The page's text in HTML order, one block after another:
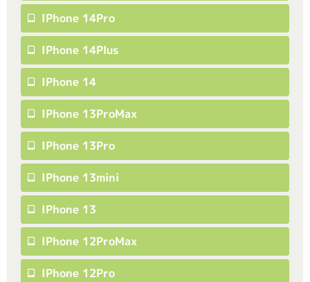
IPhone 14Pro
IPhone 14Plus
IPhone 14
IPhone 13ProMax
IPhone 13Pro
IPhone 13mini
IPhone 13
IPhone 12ProMax
IPhone 12Pro